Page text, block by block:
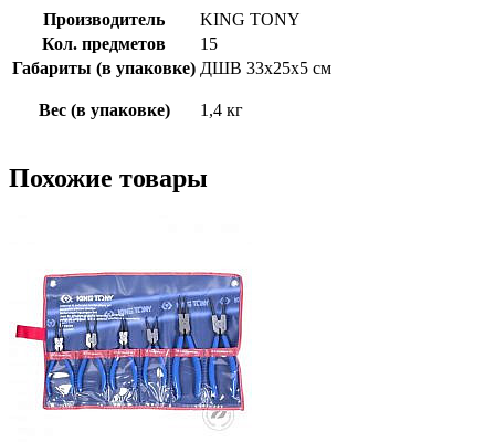
Производитель
KING TONY
Кол. предметов
15
Габариты (в упаковке) ДШВ 33х25х5 см
Вес (в упаковке) 1,4 кг
Похожие товары